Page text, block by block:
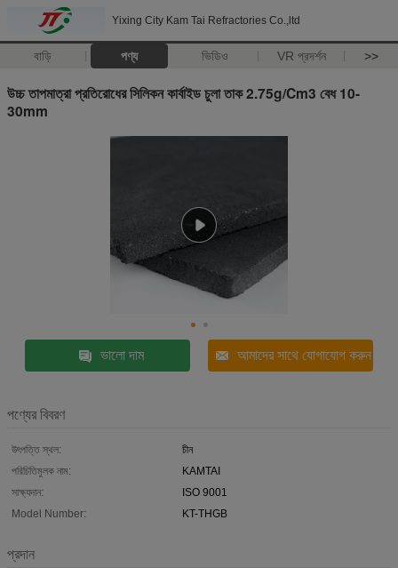
Yixing City Kam Tai Refractories Co.,ltd
বাড়ি পণ্য ভিডিও VR প্রদর্শন >>
উচ্চ তাপমাত্রা প্রতিরোধের সিলিকন কার্বাইড চুলা তাক 2.75g/Cm3 বেধ 10-
30mm
ভালো দাম আমাদের সাথে যোগাযোগ করুন
পণ্যের বিবরণ
উৎপত্তি স্থল:
চীন
পরিচিতিমুলক নাম:
KAMTAI
সাক্ষ্যদান:
ISO 9001
Model Number:
KT-THGB
প্রদান